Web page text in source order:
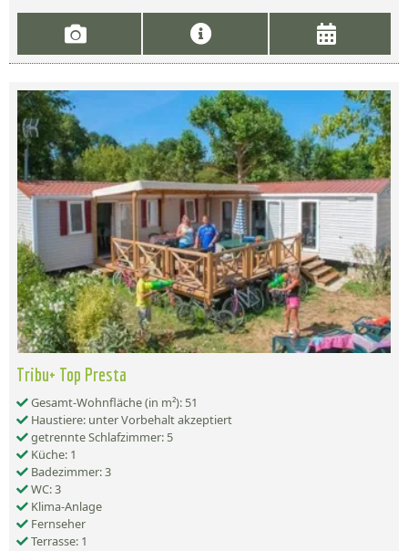
Tribu+ Top Presta
Gesamt-Wohnfläche (in m²): 51
Haustiere: unter Vorbehalt akzeptiert
getrennte Schlafzimmer: 5
Küche: 1
Badezimmer: 3
WC: 3
Klima-Anlage
Fernseher
Terrasse: 1